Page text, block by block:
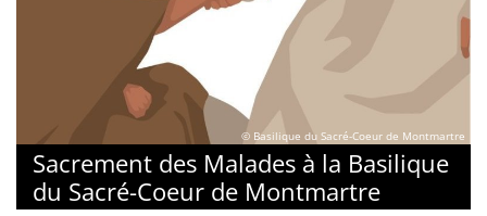
© Basilique du Sacré-Coeur de Montmartre
Sacrement des Malades à la Basilique
du Sacré-Coeur de Montmartre